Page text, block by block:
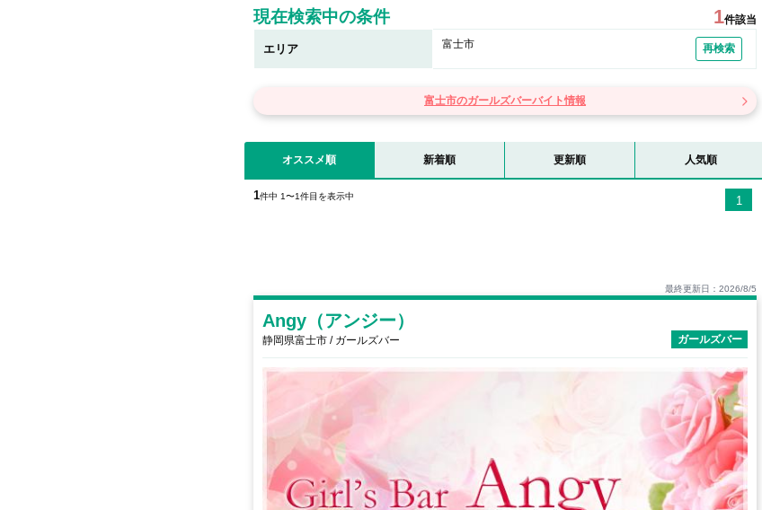
現在検索中の条件 1件該当
エリア 富士市 再検索
富士市のガールズバーバイト情報
オススメ順 新着順 更新順 人気順
1件中 1〜1件目を表示中 1
最終更新日：2026/8/5
Angy（アンジー）
静岡県富士市 / ガールズバー ガールズバー